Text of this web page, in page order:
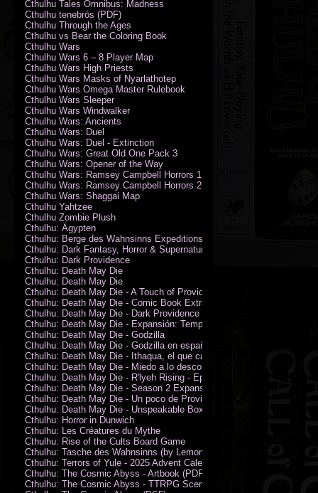
Cthulhu Tales Omnibus: Madness
Cthulhu tenebrós (PDF)
Cthulhu Through the Ages
Cthulhu vs Bear the Coloring Book
Cthulhu Wars
Cthulhu Wars 6 – 8 Player Map
Cthulhu Wars High Priests
Cthulhu Wars Masks of Nyarlathotep
Cthulhu Wars Omega Master Rulebook
Cthulhu Wars Sleeper
Cthulhu Wars Windwalker
Cthulhu Wars: Ancients
Cthulhu Wars: Duel
Cthulhu Wars: Duel - Extinction
Cthulhu Wars: Great Old One Pack 3
Cthulhu Wars: Opener of the Way
Cthulhu Wars: Ramsey Campbell Horrors 1
Cthulhu Wars: Ramsey Campbell Horrors 2
Cthulhu Wars: Shaggai Map
Cthulhu Yahtzee
Cthulhu Zombie Plush
Cthulhu: Ägypten
Cthulhu: Berge des Wahnsinns Expeditionspack
Cthulhu: Dark Fantasy, Horror & Supernatural Movies
Cthulhu: Dark Providence
Cthulhu: Death May Die
Cthulhu: Death May Die
Cthulhu: Death May Die - A Touch of Providence
Cthulhu: Death May Die - Comic Book Extras vol. 2
Cthulhu: Death May Die - Dark Providence Investigators
Cthulhu: Death May Die - Expansión: Temporada 2
Cthulhu: Death May Die - Godzilla
Cthulhu: Death May Die - Godzilla en español
Cthulhu: Death May Die - Ithaqua, el que camina en el viento
Cthulhu: Death May Die - Miedo a lo desconocido
Cthulhu: Death May Die - R'lyeh Rising - Epic Episode
Cthulhu: Death May Die - Season 2 Expansion
Cthulhu: Death May Die - Un poco de Providence
Cthulhu: Death May Die - Unspeakable Box
Cthulhu: Horror in Dunwich
Cthulhu: Les Créatures du Mythe
Cthulhu: Rise of the Cults Board Game
Cthulhu: Tasche des Wahnsinns (by Lemonfish)
Cthulhu: Terrors of Yule - 2025 Advent Calendar
Cthulhu: The Cosmic Abyss - Artbook (PDF)
Cthulhu: The Cosmic Abyss - TTRPG Scenario - Arkham Horror (PDF)